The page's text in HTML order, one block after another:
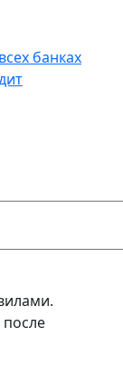
банках